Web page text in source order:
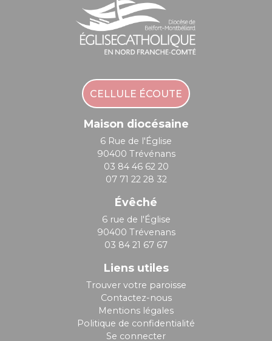
CELLULE ÉCOUTE
Maison diocésaine
6 Rue de l'Église
90400 Trévénans
03 84 46 62 20
07 71 22 28 32
Évêché
6 rue de l'Église
90400 Trévenans
03 84 21 67 67
Liens utiles
Trouver votre paroisse
Contactez-nous
Mentions légales
Politique de confidentialité
Se connecter